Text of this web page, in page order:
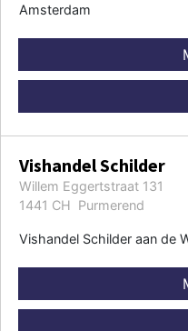
Amsterdam
Vishandel Schilder
Willem Eggertstraat 131
1441 CH Purmerend
Vishandel Schilder aan de